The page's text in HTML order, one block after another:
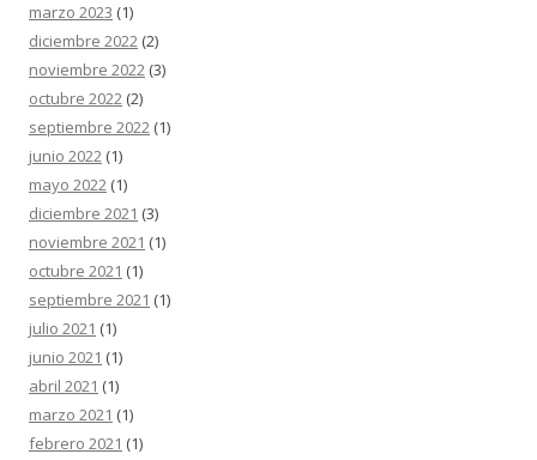
marzo 2023 (1)
diciembre 2022 (2)
noviembre 2022 (3)
octubre 2022 (2)
septiembre 2022 (1)
junio 2022 (1)
mayo 2022 (1)
diciembre 2021 (3)
noviembre 2021 (1)
octubre 2021 (1)
septiembre 2021 (1)
julio 2021 (1)
junio 2021 (1)
abril 2021 (1)
marzo 2021 (1)
febrero 2021 (1)